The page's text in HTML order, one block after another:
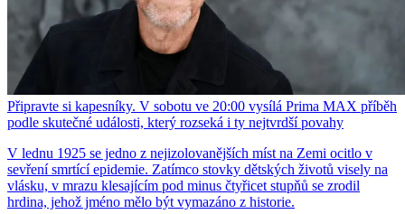
Připravte si kapesníky. V sobotu ve 20:00 vysílá Prima MAX příběh
podle skutečné události, který rozseká i ty nejtvrdší povahy
V lednu 1925 se jedno z nejizolovanějších míst na Zemi ocitlo v
sevření smrtící epidemie. Zatímco stovky dětských životů visely na
vlásku, v mrazu klesajícím pod minus čtyřicet stupňů se zrodil
hrdina, jehož jméno mělo být vymazáno z historie.